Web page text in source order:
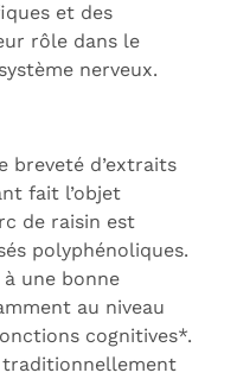
et des
rôle dans le
nerveux.
breveté d’extraits
fait l’objet
de raisin est
polyphénoliques.
une bonne
au niveau
cognitives*.
traditionnellement